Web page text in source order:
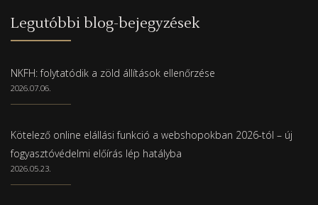
Legutóbbi blog-bejegyzések
NKFH: folytatódik a zöld állítások ellenőrzése
2026.07.06.
Kötelező online elállási funkció a webshopokban 2026-tól – új
fogyasztóvédelmi előírás lép hatályba
2026.05.23.